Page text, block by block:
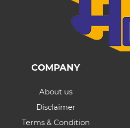
COMPANY
About us
Disclaimer
Terms & Condition